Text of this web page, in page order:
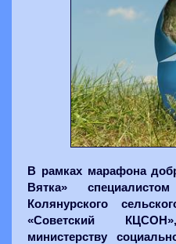
В рамках марафона
Вятка»
Колянурского
«Советский
министерству